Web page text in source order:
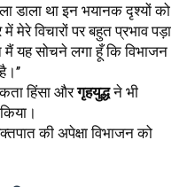
डाला था इन भयानक दृश्यों को
विचारों पर बहुत प्रभाव पड़ा
यह सोचने लगा हूँ कि विभाजन
हिंसा और गृहयुद्ध ने भी
की अपेक्षा विभाजन को